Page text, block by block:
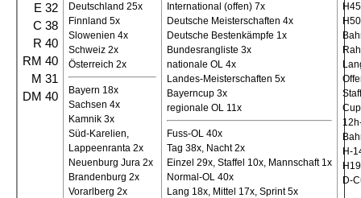
E 32
C 38
R 40
RM 40
M 31
DM 40
Deutschland 25x
Finnland 5x
Slowenien 4x
Schweiz 2x
Österreich 2x
Bayern 18x
Sachsen 4x
Kamnik 3x
Süd-Karelien,
Lappeenranta 2x
Neuenburg Jura 2x
Brandenburg 2x
Vorarlberg 2x
International (offen) 7x
Deutsche Meisterschaften 4x
Deutsche Bestenkämpfe 1x
Bundesrangliste 3x
nationale OL 4x
Landes-Meisterschaften 5x
Bayerncup 3x
regionale OL 11x
Fuss-OL 40x
Tag 38x, Nacht 2x
Einzel 29x, Staffel 10x, Mannschaft 1x
Normal-OL 40x
Lang 18x, Mittel 17x, Sprint 5x
H-
D-